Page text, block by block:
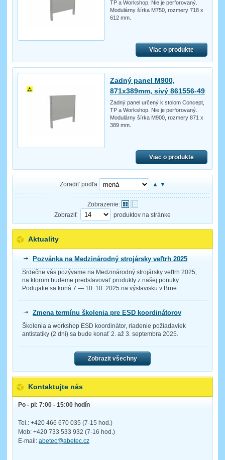
TP a Workshop. Nie je perforovaný.
Modulárny šírka M750, rozmery 718 x
612 mm.
Viac o produkte
Zadný panel M900,
871x389mm, sivý 861556-49
Zadný panel určený k stolom Concept,
TP a Workshop. Nie je perforovaný.
Modulárny šírka M900, rozmery 871 x
389 mm.
Viac o produkte
Zoradiť podľa ▲ ▼
Zobrazenie:
Zobraziť
produktov na stránke
Aktuality
Pozvánka na Medzinárodný strojársky veľtrh 2025
Srdečne vás pozývame na Medzinárodný strojársky veľtrh 2025,
na ktorom budeme predstavovať produkty z našej ponuky.
Podujatie sa koná 7.— 10. 10. 2025 na výstavisku v Brne.
Zmena termínu školenia pre ESD koordinátorov
Školenia a workshop ESD koordinátor, riadenie požiadaviek
antistatiky (2 dni) sa bude konať 2. až 3. septembra 2025.
Zobrazit všechny
Kontaktujte nás
Po - pi: 7:00 - 15:00 hodín
Tel.: +420 466 670 035 (7-15 hod.)
Mob: +420 733 533 932 (7-16 hod.)
E-mail: abetec@abetec.cz